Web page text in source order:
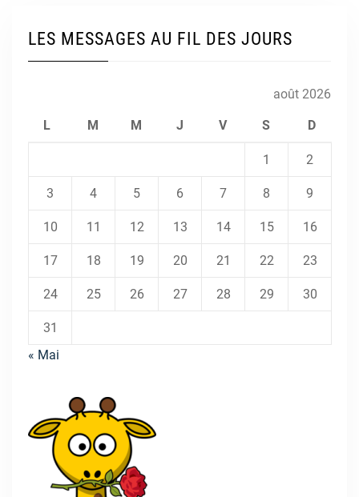
LES MESSAGES AU FIL DES JOURS
août 2026
L M M J V S D
1 2
3 4 5 6 7 8 9
10 11 12 13 14 15 16
17 18 19 20 21 22 23
24 25 26 27 28 29 30
31
« Mai